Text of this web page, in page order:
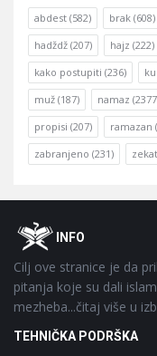
abdest (582) brak (608)
hadždž (207) hajz (222)
kako postupiti (236)
muž (187) namaz
propisi (207) ramazan
zabranjeno (231) zekat
FooterOINFO
Cilj ove stranice je da
pitanja koje su dali
mezheba...čitaj više u
TEHNIČKA PODRŠKA